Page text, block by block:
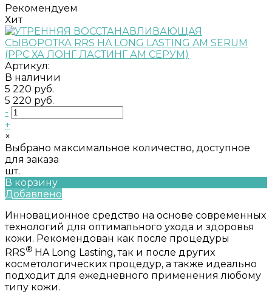
Рекомендуем
Хит
Артикул:
В наличии
5 220 руб.
5 220 руб.
-
+
×
Выбрано максимальное количество, доступное
для заказа
шт.
В корзину
Добавлено
Инновационное средство на основе современных
технологий для оптимального ухода и здоровья
кожи. Рекомендован как после процедуры
RRS® HA Long Lasting, так и после других
косметологических процедур, а также идеально
подходит для ежедневного применения любому
типу кожи.